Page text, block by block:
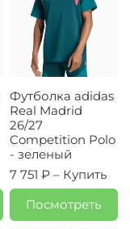
Футболка adidas
Real Madrid
26/27
Competition Polo
- зеленый
7 751 ₽ – Купить
Посмотреть